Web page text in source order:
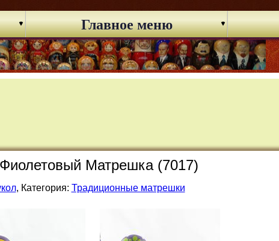
Главное меню
Фиолетовый Матрешка (7017)
, Категория: Традиционные матрешки